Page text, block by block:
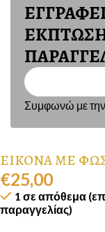
Συμφωνώ με την
ΕΙΚΟΝΑ ΜΕ
€25,00
1 σε απόθεμα
παραγγελίας)